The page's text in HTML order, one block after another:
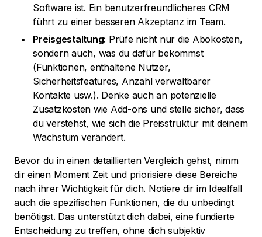
Software ist. Ein benutzerfreundlicheres CRM
führt zu einer besseren Akzeptanz im Team.
Preisgestaltung: Prüfe nicht nur die Abokosten,
sondern auch, was du dafür bekommst
(Funktionen, enthaltene Nutzer,
Sicherheitsfeatures, Anzahl verwaltbarer
Kontakte usw.). Denke auch an potenzielle
Zusatzkosten wie Add-ons und stelle sicher, dass
du verstehst, wie sich die Preisstruktur mit deinem
Wachstum verändert.
Bevor du in einen detaillierten Vergleich gehst, nimm
dir einen Moment Zeit und priorisiere diese Bereiche
nach ihrer Wichtigkeit für dich. Notiere dir im Idealfall
auch die spezifischen Funktionen, die du unbedingt
benötigst. Das unterstützt dich dabei, eine fundierte
Entscheidung zu treffen, ohne dich subjektiv